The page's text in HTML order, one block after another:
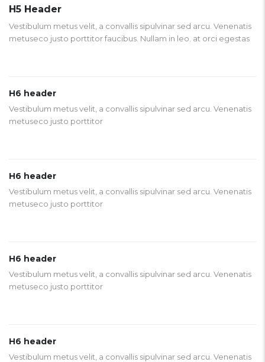
H5 Header
Vestibulum metus velit, a convallis sipulvinar sed arcu. Venenatis
metuseco justo porttitor faucibus. Nullam in leo. at orci egestas
H6 header
Vestibulum metus velit, a convallis sipulvinar sed arcu. Venenatis
metuseco justo porttitor
H6 header
Vestibulum metus velit, a convallis sipulvinar sed arcu. Venenatis
metuseco justo porttitor
H6 header
Vestibulum metus velit, a convallis sipulvinar sed arcu. Venenatis
metuseco justo porttitor
H6 header
Vestibulum metus velit, a convallis sipulvinar sed arcu. Venenatis